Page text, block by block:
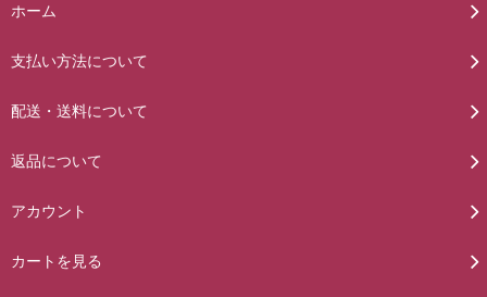
ホーム
支払い方法について
配送・送料について
返品について
アカウント
カートを見る